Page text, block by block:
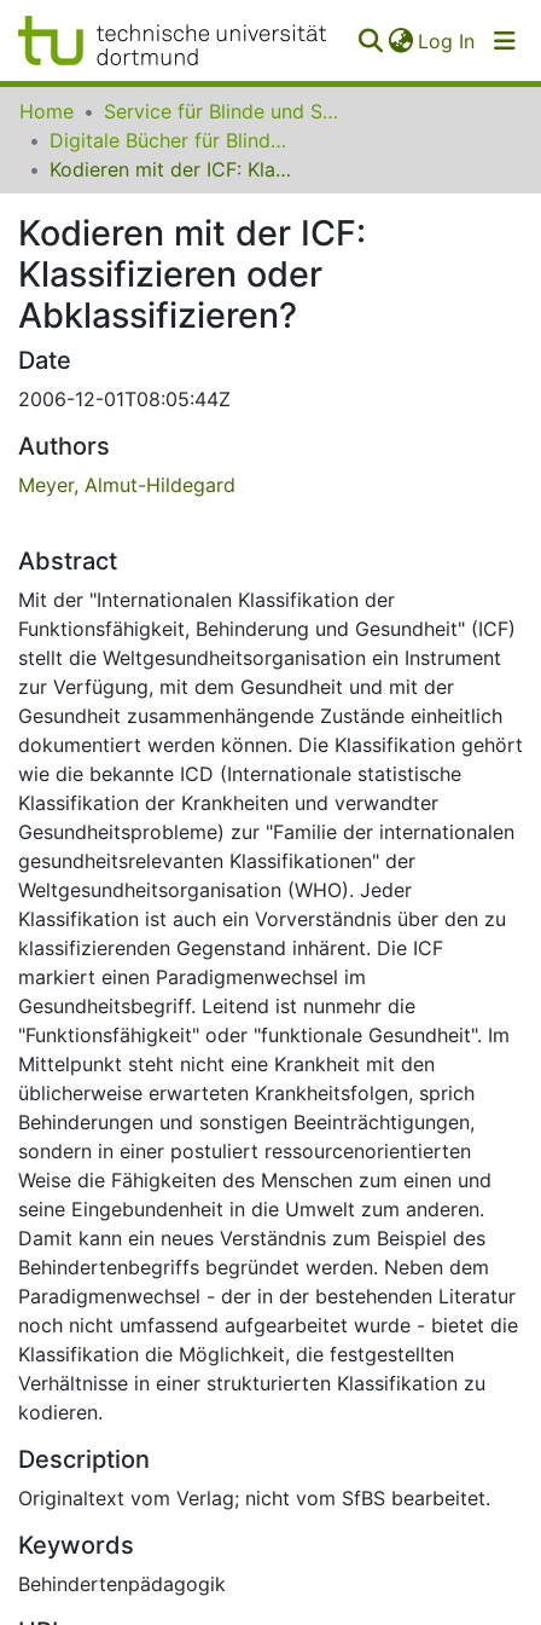
Log In
Communities
Collections
FAQ
Home
Service für Blinde und Sehbehinderte der UB Dortmund
Digitale Bücher für Blinde und Sehbehinderte
Kodieren mit der ICF: Klassifizieren oder Abklassifizieren?
Kodieren mit der ICF:
Klassifizieren oder
Abklassifizieren?
Date
2006-12-01T08:05:44Z
Authors
Meyer, Almut-Hildegard
Abstract
Mit der "Internationalen Klassifikation der
Funktionsfähigkeit, Behinderung und Gesundheit" (ICF)
stellt die Weltgesundheitsorganisation ein Instrument
zur Verfügung, mit dem Gesundheit und mit der
Gesundheit zusammenhängende Zustände einheitlich
dokumentiert werden können. Die Klassifikation gehört
wie die bekannte ICD (Internationale statistische
Klassifikation der Krankheiten und verwandter
Gesundheitsprobleme) zur "Familie der internationalen
gesundheitsrelevanten Klassifikationen" der
Weltgesundheitsorganisation (WHO). Jeder
Klassifikation ist auch ein Vorverständnis über den zu
klassifizierenden Gegenstand inhärent. Die ICF
markiert einen Paradigmenwechsel im
Gesundheitsbegriff. Leitend ist nunmehr die
"Funktionsfähigkeit" oder "funktionale Gesundheit". Im
Mittelpunkt steht nicht eine Krankheit mit den
üblicherweise erwarteten Krankheitsfolgen, sprich
Behinderungen und sonstigen Beeinträchtigungen,
sondern in einer postuliert ressourcenorientierten
Weise die Fähigkeiten des Menschen zum einen und
seine Eingebundenheit in die Umwelt zum anderen.
Damit kann ein neues Verständnis zum Beispiel des
Behindertenbegriffs begründet werden. Neben dem
Paradigmenwechsel - der in der bestehenden Literatur
noch nicht umfassend aufgearbeitet wurde - bietet die
Klassifikation die Möglichkeit, die festgestellten
Verhältnisse in einer strukturierten Klassifikation zu
kodieren.
Description
Originaltext vom Verlag; nicht vom SfBS bearbeitet.
Keywords
Behindertenpädagogik